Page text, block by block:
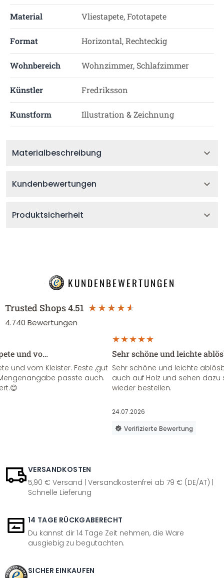
Material Vliestapete, Fototapete
Format Horizontal, Rechteckig
Wohnbereich Wohnzimmer, Schlafzimmer
Künstler Fredriksson
Kunstform Illustration & Zeichnung
Materialbeschreibung
Kundenbewertungen
Produktsicherheit
KUNDENBEWERTUNGEN
Trusted Shops4.51
4.740 Bewertungen
und vo…
und vom Kleister. Feste ,gut
passte auch.
Sehr schöne und leichte
Sehr schöne und leichte
auch auf Holz und sehen
wieder bestellen.
24.07.2026
Verifizierte Bewertung
VERSANDKOSTEN
5,90 € Versand | Versandkostenfrei ab 79 € (DE/AT) |
Schnelle Lieferung
14 TAGE RÜCKGABERECHT
Du kannst dir 14 Tage Zeit nehmen, die Ware
ausgiebig zu begutachten.
SICHER EINKAUFEN